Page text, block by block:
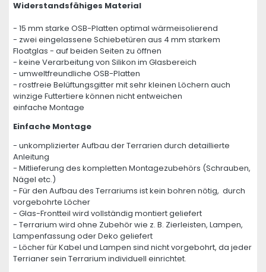
Widerstandsfähiges Material
- 15 mm starke OSB-Platten optimal wärmeisolierend
- zwei eingelassene Schiebetüren aus 4 mm starkem
Floatglas - auf beiden Seiten zu öffnen
- keine Verarbeitung von Silikon im Glasbereich
- umweltfreundliche OSB-Platten
- rostfreie Belüftungsgitter mit sehr kleinen Löchern auch
winzige Futtertiere können nicht entweichen
einfache Montage
Einfache Montage
- unkomplizierter Aufbau der Terrarien durch detaillierte
Anleitung
- Mitlieferung des kompletten Montagezubehörs (Schrauben,
Nägel etc.)
- Für den Aufbau des Terrariums ist kein bohren nötig, durch
vorgebohrte Löcher
- Glas-Frontteil wird vollständig montiert geliefert
- Terrarium wird ohne Zubehör wie z. B. Zierleisten, Lampen,
Lampenfassung oder Deko geliefert
- Löcher für Kabel und Lampen sind nicht vorgebohrt, da jeder
Terrianer sein Terrarium individuell einrichtet.